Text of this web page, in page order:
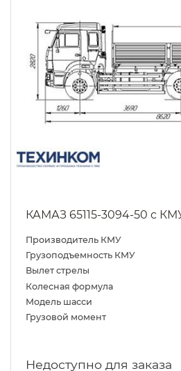
КАМАЗ 65115-3094-50 с
Производитель КМУ
Грузоподъемность КМУ
Вылет стрелы
Колесная формула
Модель шасси
Грузовой момент